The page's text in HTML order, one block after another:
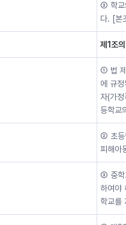
③ 학교
다. [본
제1조
① 법 제
에 규
자(가
등학교
② 초등
피해아
③ 중학
하여야
학교를